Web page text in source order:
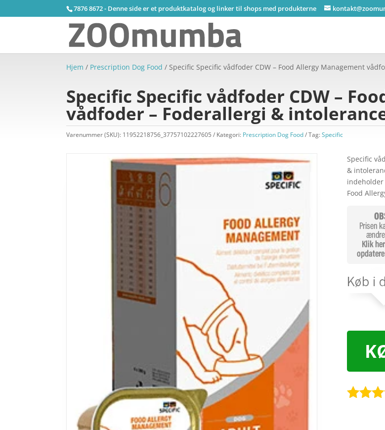
7876 8672 - Denne side er et produktkatalog og linker til shops med produkterne
Hjem / Prescription Dog Food / Specific Specific vådfoder CDW – Food Allergy Management
Specific Specific vådfoder CDW –
vådfoder – Foderallergi &
Varenummer (SKU): 11952218756_37757102227605 Kategori: Prescription Dog Food Tag:Specific
Specific
&
indeholder
Food